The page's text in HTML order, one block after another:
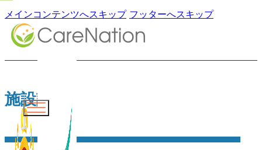
メインコンテンツへスキップ フッターへスキップ
施設詳細